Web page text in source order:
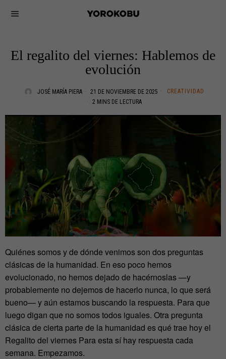
El regalito del viernes: Hablemos de
evolución
JOSÉ MARÍA PIERA 21 DE NOVIEMBRE DE 2025
CREATIVIDAD
2 MINS DE LECTURA
Quiénes somos y de dónde venimos son dos preguntas
clásicas de la humanidad. En eso poco hemos
evolucionado, no hemos dejado de hacérnoslas —y
probablemente no dejemos de hacerlo nunca, lo que será
bueno— y aún estamos buscando la respuesta. Para que
luego digan que no somos todos iguales. Otra pregunta
clásica de cierta parte de la humanidad es qué trae hoy el
Regalito del viernes Para esta sí hay respuesta cada
semana. Empezamos.